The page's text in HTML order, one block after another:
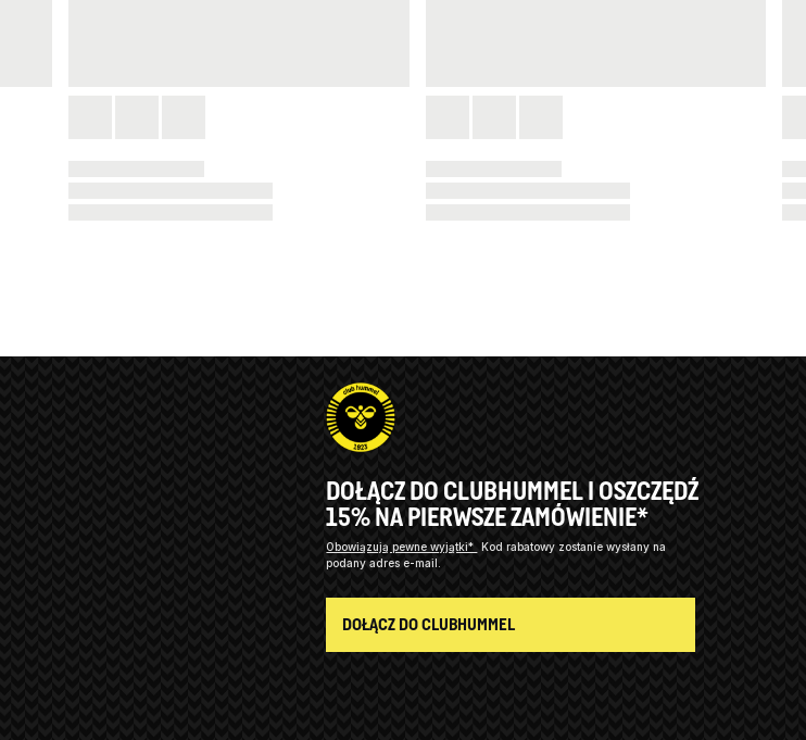
DOŁĄCZ DO CLUBHUMMEL I OSZCZĘDŹ
15% NA PIERWSZE ZAMÓWIENIE*
Obowiązują pewne wyjątki*
Kod rabatowy zostanie wysłany na
podany adres e-mail.
DOŁĄCZ DO CLUBHUMMEL